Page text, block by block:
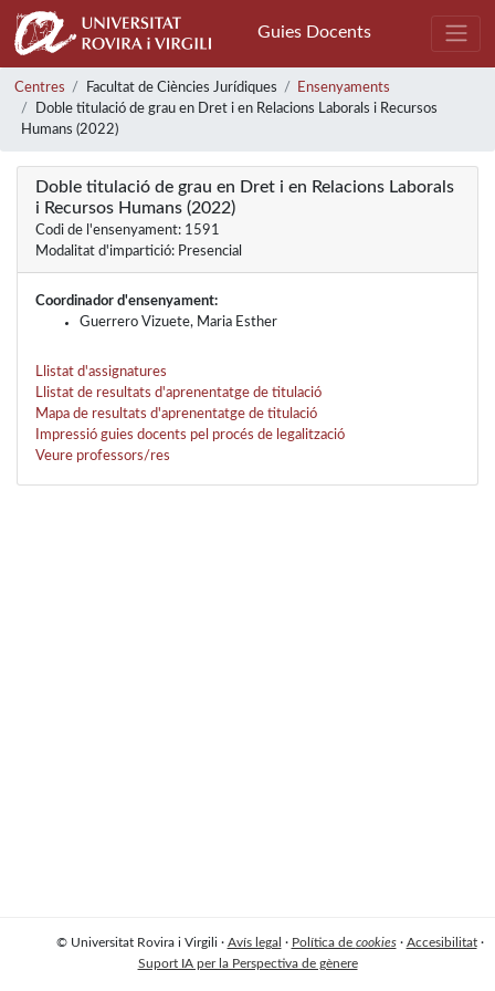
Guies Docents
Centres Facultat de Ciències Jurídiques
Ensenyaments
Doble titulació de grau en Dret i en Relacions Laborals i Recursos
Humans (2022)
Doble titulació de grau en Dret i en Relacions Laborals
i Recursos Humans (2022)
Codi de l'ensenyament: 1591
Modalitat d'impartició: Presencial
Coordinador d'ensenyament:
Guerrero Vizuete, Maria Esther
Llistat d'assignatures
Llistat de resultats d'aprenentatge de titulació
Mapa de resultats d'aprenentatge de titulació
Impressió guies docents pel procés de legalització
Veure professors/res
© Universitat Rovira i Virgili · Avís legal · Política de cookies· Accesibilitat·
Suport IA per la Perspectiva de gènere